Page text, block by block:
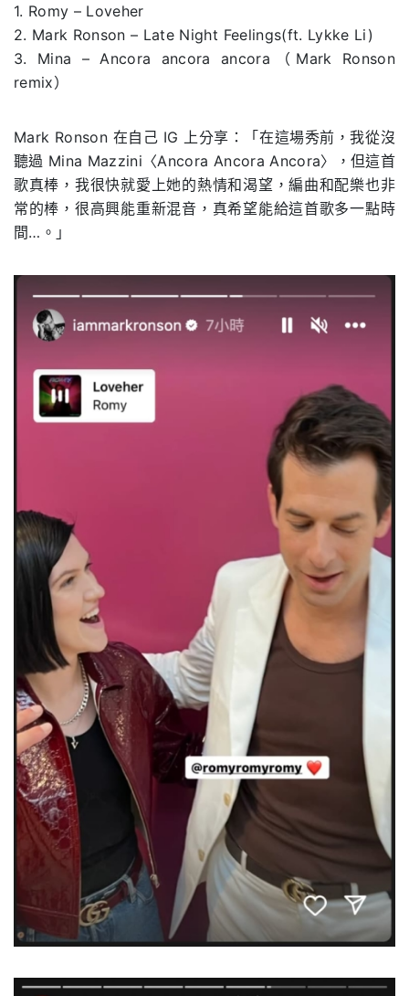
1. Romy – Loveher
2. Mark Ronson – Late Night Feelings(ft. Lykke Li)
3. Mina – Ancora ancora ancora（Mark Ronson
remix）
Mark Ronson 在自己 IG 上分享：「在這場秀前，我從沒
聽過 Mina Mazzini〈Ancora Ancora Ancora〉，但這首
歌真棒，我很快就愛上她的熱情和渴望，編曲和配樂也非
常的棒，很高興能重新混音，真希望能給這首歌多一點時
間…。」